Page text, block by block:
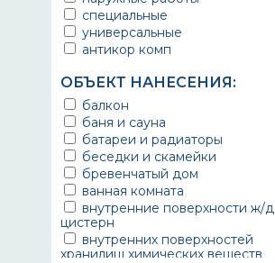
защитное покрытие
специальные
универсальные
антикор комп
ОБЪЕКТ НАНЕСЕНИЯ:
балкон
баня и сауна
батареи и радиаторы
беседки и скамейки
бревенчатый дом
ванная комната
внутренние поверхности ж/д
цистерн
внутренних поверхностей
хранилищ химических веществ